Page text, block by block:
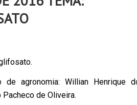
agronomia: Willian Henrique
de Oliveira.